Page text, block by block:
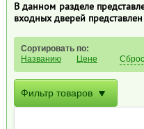
В данном разделе
входных дверей представлен
Сортировать по:
Названию
Цене
Фильтр товаров